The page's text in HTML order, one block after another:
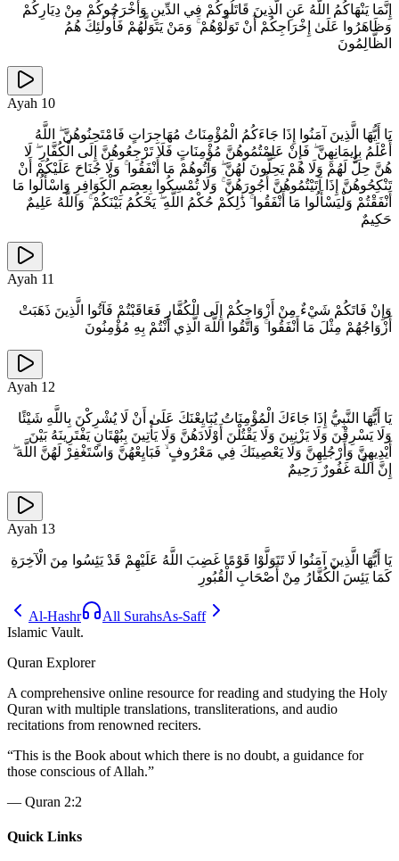
إِنَّمَا يَنْهَاكُمُ اللَّهُ عَنِ الَّذِينَ قَاتَلُوكُمْ فِي الدِّينِ وَأَخْرَجُوكُمْ مِنْ دِيَارِكُمْ
وَظَاهَرُوا عَلَىٰ إِخْرَاجِكُمْ أَنْ تَوَلَّوْهُمْ ۚ وَمَنْ يَتَوَلَّهُمْ فَأُولَٰئِكَ هُمُ
الظَّالِمُونَ
Ayah 10
يَا أَيُّهَا الَّذِينَ آمَنُوا إِذَا جَاءَكُمُ الْمُؤْمِنَاتُ مُهَاجِرَاتٍ فَامْتَحِنُوهُنَّ ۖ اللَّهُ
أَعْلَمُ بِإِيمَانِهِنَّ ۖ فَإِنْ عَلِمْتُمُوهُنَّ مُؤْمِنَاتٍ فَلَا تَرْجِعُوهُنَّ إِلَى الْكُفَّارِ ۖ لَا
هُنَّ حِلٌّ لَهُمْ وَلَا هُمْ يَحِلُّونَ لَهُنَّ ۖ وَآتُوهُمْ مَا أَنْفَقُوا ۚ وَلَا جُنَاحَ عَلَيْكُمْ أَنْ
تَنْكِحُوهُنَّ إِذَا آتَيْتُمُوهُنَّ أُجُورَهُنَّ ۚ وَلَا تُمْسِكُوا بِعِصَمِ الْكَوَافِرِ وَاسْأَلُوا مَا
أَنْفَقْتُمْ وَلْيَسْأَلُوا مَا أَنْفَقُوا ۚ ذَٰلِكُمْ حُكْمُ اللَّهِ ۖ يَحْكُمُ بَيْنَكُمْ ۚ وَاللَّهُ عَلِيمٌ
حَكِيمٌ
Ayah 11
وَإِنْ فَاتَكُمْ شَيْءٌ مِنْ أَزْوَاجِكُمْ إِلَى الْكُفَّارِ فَعَاقَبْتُمْ فَآتُوا الَّذِينَ ذَهَبَتْ
أَزْوَاجُهُمْ مِثْلَ مَا أَنْفَقُوا ۚ وَاتَّقُوا اللَّهَ الَّذِي أَنْتُمْ بِهِ مُؤْمِنُونَ
Ayah 12
يَا أَيُّهَا النَّبِيُّ إِذَا جَاءَكَ الْمُؤْمِنَاتُ يُبَايِعْنَكَ عَلَىٰ أَنْ لَا يُشْرِكْنَ بِاللَّهِ شَيْئًا
وَلَا يَسْرِقْنَ وَلَا يَزْنِينَ وَلَا يَقْتُلْنَ أَوْلَادَهُنَّ وَلَا يَأْتِينَ بِبُهْتَانٍ يَفْتَرِينَهُ بَيْنَ
أَيْدِيهِنَّ وَأَرْجُلِهِنَّ وَلَا يَعْصِينَكَ فِي مَعْرُوفٍ ۙ فَبَايِعْهُنَّ وَاسْتَغْفِرْ لَهُنَّ اللَّهَ ۖ
إِنَّ اللَّهَ غَفُورٌ رَحِيمٌ
Ayah 13
يَا أَيُّهَا الَّذِينَ آمَنُوا لَا تَتَوَلَّوْا قَوْمًا غَضِبَ اللَّهُ عَلَيْهِمْ قَدْ يَئِسُوا مِنَ الْآخِرَةِ
كَمَا يَئِسَ الْكُفَّارُ مِنْ أَصْحَابِ الْقُبُورِ
Al-Hashr All SurahsAs-Saff
Islamic Vault.
Quran Explorer
A comprehensive online resource for reading and studying the Holy
Quran with multiple translations, transliterations, and audio
recitations from renowned reciters.
“This is the Book about which there is no doubt, a guidance for
those conscious of Allah.”
— Quran 2:2
Quick Links